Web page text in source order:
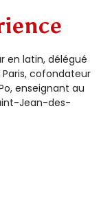
en latin, délégué
cofondateur
enseignant au
Jean-des-